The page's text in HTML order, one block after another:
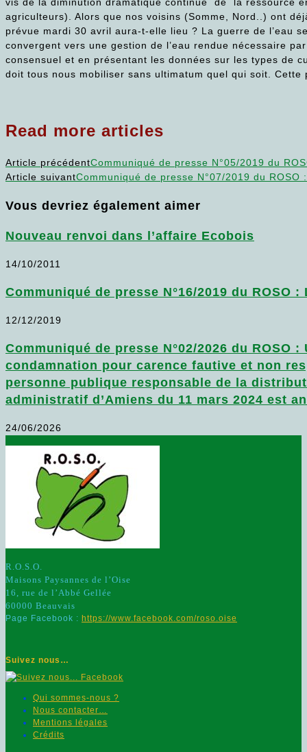
agriculteurs). Alors que nos voisins (Somme, Nord..) ont
prévue mardi 30 avril aura-t-elle lieu ? La guerre de l’eau
convergent vers une gestion de l’eau rendue nécessaire
consensuel et en présentant les données sur les types de
doit tous nous mobiliser sans ultimatum quel qui soit. Cette
Read more articles
Article précédentCommuniqué de presse N°05/2019 du
Article suivantCommuniqué de presse N°07/2019 du
Vous devriez également aimer
Nouveau renvoi dans l’affaire Ecobois
14/10/2011
Communiqué de presse N°16/2019 du
12/12/2019
Communiqué de presse N°02/2026 du
condamnation pour carence fautive et non
personne publique responsable de la
administratif d’Amiens du 11 mars 2024 est
24/06/2026
R.O.S.O.
Maisons Paysannes de l’Oise
16, rue de l’Abbé Gellée
60000 Beauvais
Page Facebook : https://www.facebook.com/roso.oise
Suivez nous…
Qui sommes-nous ?
Nous contacter…
Mentions légales
Crédits